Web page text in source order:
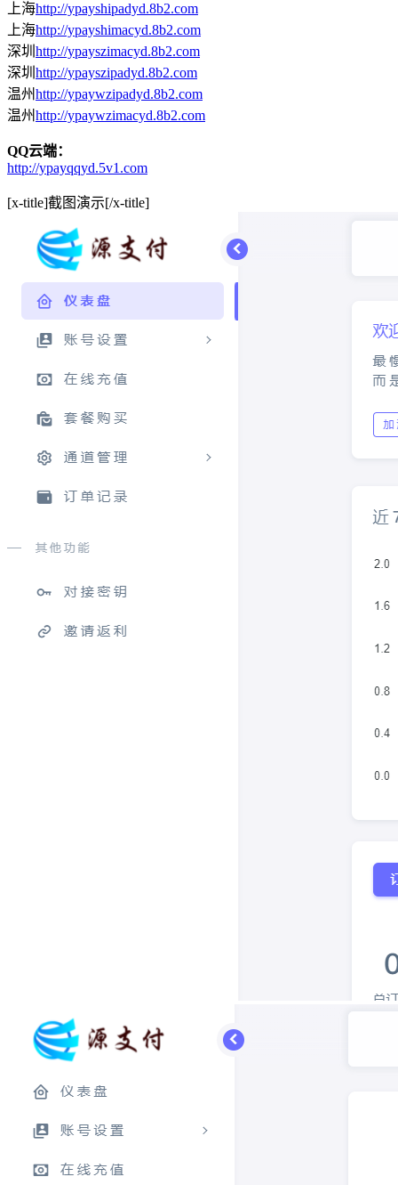
上海http://ypayshipadyd.8b2.com
上海http://ypayshimacyd.8b2.com
深圳 http://ypayszimacyd.8b2.com
深圳 http://ypayszipadyd.8b2.com
温州http://ypaywzipadyd.8b2.com
温州http://ypaywzimacyd.8b2.com
QQ云端：
http://ypayqqyd.5v1.com
[x-title]截图演示[/x-title]